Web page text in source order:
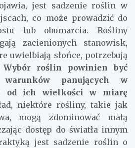
jest sadzenie roślin w
co może prowadzić do
lub obumarcia. Rośliny
zacienionych stanowisk,
uwielbiają słońce, potrzebują
Wybór roślin powinien być
panujących w
od ich wielkości w miarę
niektóre rośliny, takie jak
mogą zdominować małą
dostęp do światła innym
jest sadzenie roślin o